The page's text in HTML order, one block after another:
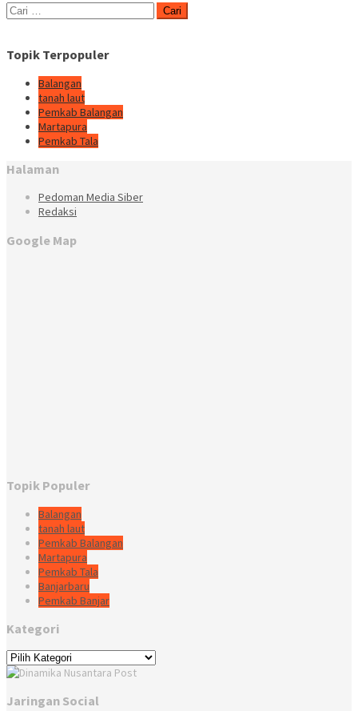
Cari
untuk:
Topik Terpopuler
Balangan
tanah laut
Pemkab Balangan
Martapura
Pemkab Tala
Halaman
Pedoman Media Siber
Redaksi
Google Map
Topik Populer
Balangan
tanah laut
Pemkab Balangan
Martapura
Pemkab Tala
Banjarbaru
Pemkab Banjar
Kategori
Kategori
Jaringan Social